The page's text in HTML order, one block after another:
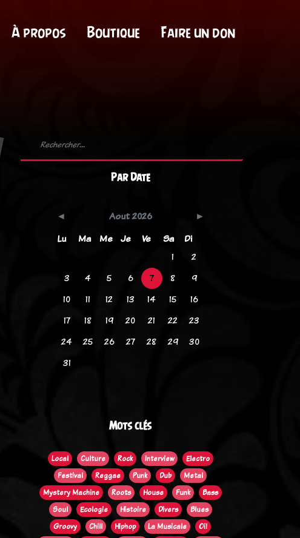
À propos Boutique Faire un don
Par Date
Aout 2026
Lu
Ma Me Je Ve Sa
Di
1
2
3
4 5 6 7 8
9
10
11 12 13 14 15
16
17
18 19 20 21 22
23
24
25 26 27 28 29
30
31
Mots clés
Local Culture Rock Interview
Electro
Festival
Reggae Punk Dub
Metal
Mystery Machine
Roots House Funk
Bass
Soul
Ecologie Histoire Divers
Blues
Groovy
Chill Hiphop La Musicale
Oi!